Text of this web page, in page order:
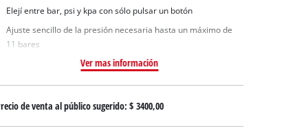
sucias
limpia
pozos
Elejí entre bar, psi y kpa con sólo pulsar un botón
Ajuste sencillo de la presión necesaria hasta un máximo de
11 bares
Ver mas información
de venta al público sugerido: $ 3400,00